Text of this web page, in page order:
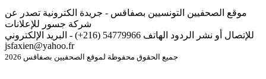
موقع الصحفيين التونسيين بصفاقس - جريدة الكترونية تصدر عن
شركة جسور للإعلانات
للإتصال أو نشر الردود الهاتف 54779966 (216+) - البريد الإلكتروني
jsfaxien@yahoo.fr
جميع الحقوق محفوظة لموقع الصحفيين بصفاقس 2026